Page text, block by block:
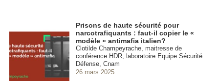
Prisons de haute sécurité pour
narcotrafiquants : faut-il copier le «
modèle » antimafia italien?
Clotilde Champeyrache, maitresse de
conférence HDR, laboratoire Equipe Sécurité
Défense, Cnam
26 mars 2025